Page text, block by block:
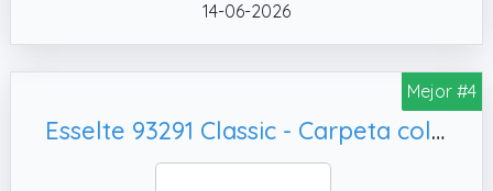
✔️ Acabado eficiente. Utilizando archivo
carpetas colgantes polipropileno a4, puede
eficiente, ayudándole a mantener su espacio
de trabajo ordenado y encontrando
14-06-2026
Mejor #4
Esselte 93291 Classic - Carpeta colgante reforzada, Caja de 50